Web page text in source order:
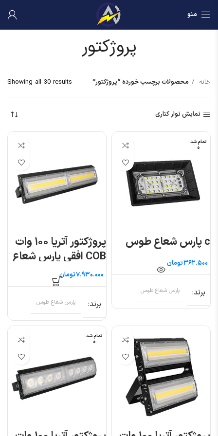
منو
پروژکتور
خانه محصولات برچسب خورده “پروژکتور” Showing all 30 results
نمایش نوار کناری
تمام شد
ه
c پارس شعاع طوس
تومان
برند پارس شعاع طوس
پروژکتور آتریا ۱۰۰ وات
COB افقی پارس شعاع
توس
تومان
برند پارس شعاع طوس
تمام شد
ه